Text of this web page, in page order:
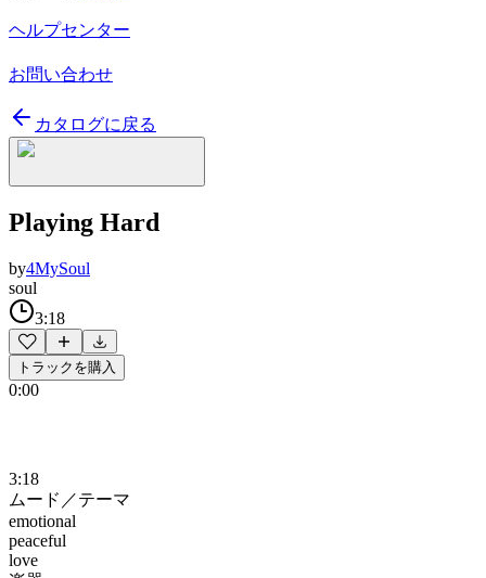
ヘルプセンター
お問い合わせ
カタログに戻る
Playing Hard
by4MySoul
soul
3:18
トラックを購入
0:00
3:18
ムード／テーマ
emotional
peaceful
love